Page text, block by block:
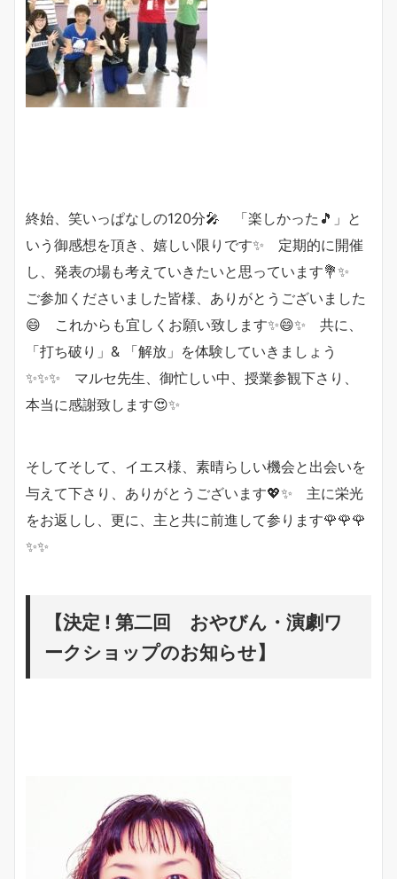
終始、笑いっぱなしの120分🎤 「楽しかった🎵」と
いう御感想を頂き、嬉しい限りです✨ 定期的に開催
し、発表の場も考えていきたいと思っています💐✨
ご参加くださいました皆様、ありがとうございました
😄 これからも宜しくお願い致します✨😄✨ 共に、
「打ち破り」& 「解放」を体験していきましょう
✨✨✨ マルセ先生、御忙しい中、授業参観下さり、
本当に感謝致します😍✨
そしてそして、イエス様、素晴らしい機会と出会いを
与えて下さり、ありがとうございます💖✨ 主に栄光
をお返しし、更に、主と共に前進して参ります🌹🌹🌹
✨✨
【決定 ! 第二回 おやびん・演劇ワ
ークショップのお知らせ】